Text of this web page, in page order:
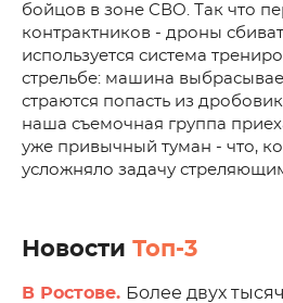
бойцов в зоне СВО. Так что
контрактников - дроны
используется система
стрельбе: машина
страются попасть из
наша съемочная группа
уже привычный туман - что,
усложняло задачу
Новости Топ-3
В Ростове. Более двух